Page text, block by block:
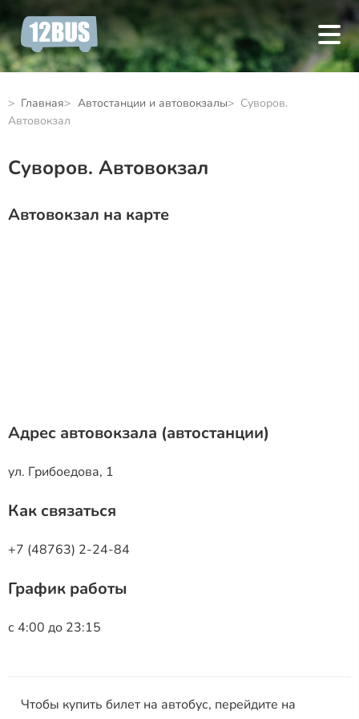
Главная Автостанции и автовокзалы
Суворов.
Автовокзал
Суворов. Автовокзал
Автовокзал на карте
Адрес автовокзала (автостанции)
ул. Грибоедова, 1
Как связаться
+7 (48763) 2-24-84
График работы
с 4:00 до 23:15
Чтобы купить билет на автобус, перейдите на